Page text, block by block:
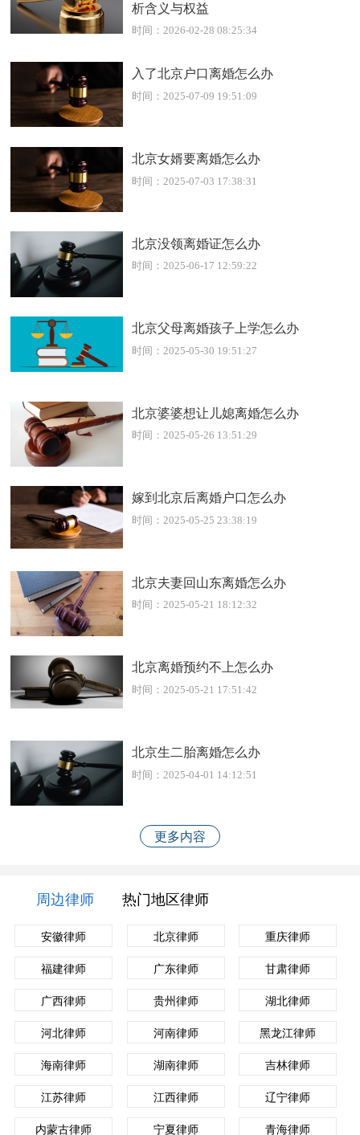
析含义与权益
时间：2026-02-28 08:25:34
入了北京户口离婚怎么办
时间：2025-07-09 19:51:09
北京女婿要离婚怎么办
时间：2025-07-03 17:38:31
北京没领离婚证怎么办
时间：2025-06-17 12:59:22
北京父母离婚孩子上学怎么办
时间：2025-05-30 19:51:27
北京婆婆想让儿媳离婚怎么办
时间：2025-05-26 13:51:29
嫁到北京后离婚户口怎么办
时间：2025-05-25 23:38:19
北京夫妻回山东离婚怎么办
时间：2025-05-21 18:12:32
北京离婚预约不上怎么办
时间：2025-05-21 17:51:42
北京生二胎离婚怎么办
时间：2025-04-01 14:12:51
更多内容
周边律师 热门地区律师
安徽律师 北京律师 重庆律师
福建律师 广东律师 甘肃律师
广西律师 贵州律师 湖北律师
河北律师 河南律师 黑龙江律师
海南律师 湖南律师 吉林律师
江苏律师 江西律师 辽宁律师
内蒙古律师 宁夏律师 青海律师